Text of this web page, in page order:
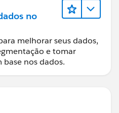
no
melhorar seus dados,
e tomar
base nos dados.